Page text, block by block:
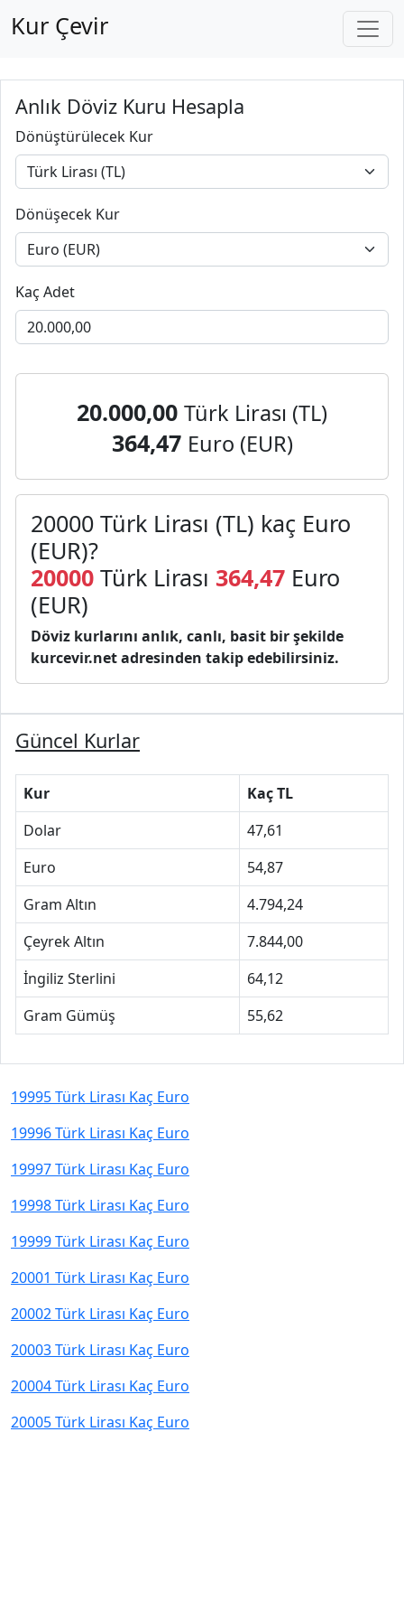
Kur Çevir
Anlık Döviz Kuru Hesapla
Dönüştürülecek Kur
Dönüşecek Kur
Kaç Adet
20.000,00 Türk Lirası (TL)
364,47 Euro (EUR)
20000 Türk Lirası (TL) kaç Euro
(EUR)?
20000 Türk Lirası 364,47 Euro
(EUR)
Döviz kurlarını anlık, canlı, basit bir şekilde
kurcevir.net adresinden takip edebilirsiniz.
Güncel Kurlar
Kur
Kaç TL
Dolar
47,61
Euro
54,87
Gram Altın
4.794,24
Çeyrek Altın
7.844,00
İngiliz Sterlini
64,12
Gram Gümüş
55,62
19995 Türk Lirası Kaç Euro
19996 Türk Lirası Kaç Euro
19997 Türk Lirası Kaç Euro
19998 Türk Lirası Kaç Euro
19999 Türk Lirası Kaç Euro
20001 Türk Lirası Kaç Euro
20002 Türk Lirası Kaç Euro
20003 Türk Lirası Kaç Euro
20004 Türk Lirası Kaç Euro
20005 Türk Lirası Kaç Euro